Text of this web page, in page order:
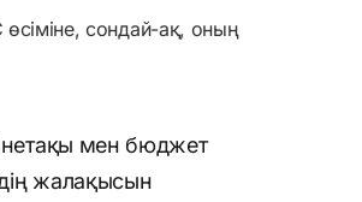
сондай-ақ, оның
мен бюджет
жалақысын